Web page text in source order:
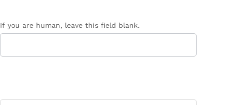
If you are human, leave this field blank.